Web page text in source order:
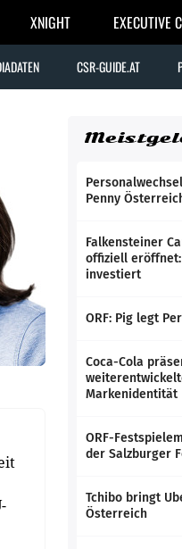
XNIGHT EXECUTIVE
CSR-GUIDE.AT
Penny
Falkensteiner
offiziell
investiert
ORF: Pig legt
Coca-Cola
Markenidentität
ORF-
der Salzburger
Tchibo bringt
Österreich